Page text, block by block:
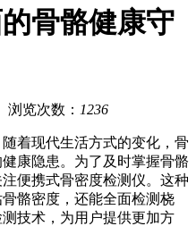
骨骼健康守
浏览次数： 1236
着现代生活方式的变化，骨
康隐患。为了及时掌握骨骼
便携式骨密度检测仪。这种
骼密度，还能全面检测桡
技术，为用户提供更加方